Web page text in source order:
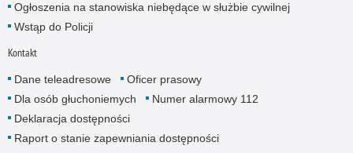
Ogłoszenia na stanowiska niebędące w służbie cywilnej
Wstąp do Policji
Kontakt
Dane teleadresowe
Oficer prasowy
Dla osób głuchoniemych
Numer alarmowy 112
Deklaracja dostępności
Raport o stanie zapewniania dostępności